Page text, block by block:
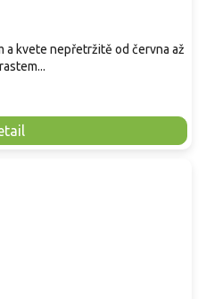
a kvete nepřetržitě od června až